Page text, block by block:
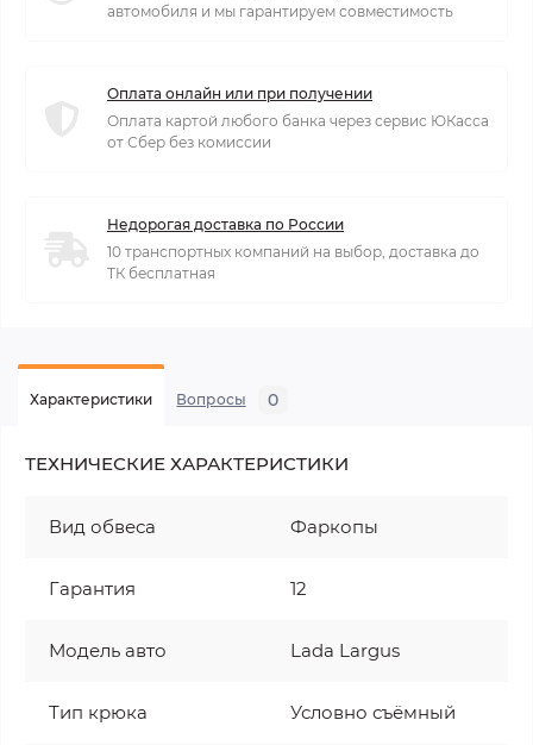
автомобиля и мы гарантируем совместимость
Оплата онлайн или при получении
Оплата картой любого банка через сервис ЮКасса
от Сбер без комиссии
Недорогая доставка по России
10 транспортных компаний на выбор, доставка до
ТК бесплатная
Характеристики Вопросы 0
ТЕХНИЧЕСКИЕ ХАРАКТЕРИСТИКИ
Вид обвеса Фаркопы
Гарантия 12
Модель авто Lada Largus
Тип крюка Условно съёмный